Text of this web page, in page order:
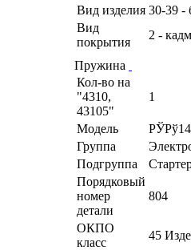
Вид изделия 30-39 -
Вид
покрытия
2 -
Пружина
Кол-во на
"4310,
43105"
1
Модель
Группа
Подгруппа
Порядковый
номер
детали
804
ОКПО
класс
45